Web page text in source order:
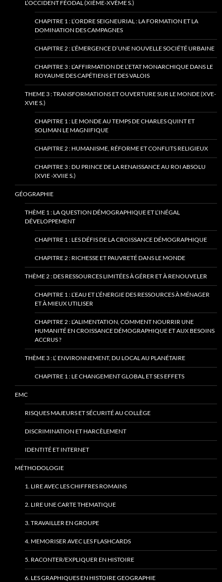
L’OCCIDENT FÉODAL (XIÈME-XVÈME S.)
CHAPITRE 1 : L’ORDRE SEIGNEURIAL : LA FORMATION ET LA
DOMINATION DES CAMPAGNES
CHAPITRE 2 : L’ÉMERGENCE D’UNE NOUVELLE SOCIÉTÉ URBAINE
CHAPITRE 3 : L’AFFIRMATION DE L’ETAT MONARCHIQUE DANS LE
ROYAUME DES CAPÉTIENS ET DES VALOIS
THEME 3 : TRANSFORMATIONS ET OUVERTURE SUR LE MONDE (XVE-
XVIE S.)
CHAPITRE 1 : LE MONDE AU TEMPS DE CHARLES QUINT ET
SOLIMAN LE MAGNIFIQUE
CHAPITRE 2 : HUMANISME, RÉFORME ET CONFLITS RELIGIEUX
CHAPITRE 3 : DU PRINCE DE LA RENAISSANCE AU ROI ABSOLU
(XVIE -XVIIE S.)
GÉOGRAPHIE
THÈME 1 : LA QUESTION DÉMOGRAPHIQUE ET L’INÉGAL
DÉVELOPPEMENT
CHAPITRE 1 : LES DÉFIS DE LA CROISSANCE DÉMOGRAPHIQUE
CHAPITRE 2 : RICHESSE ET PAUVRETÉ DANS LE MONDE
THÈME 2 : DES RESSOURCES LIMITÉES À GÉRER ET À RENOUVELER
CHAPITRE 1 : L’EAU ET L’ÉNERGIE DES RESSOURCES À MÉNAGER
ET À MIEUX UTILISER
CHAPITRE 2 : L’ALIMENTATION, COMMENT NOURRIR UNE
HUMANITÉ EN CROISSANCE DÉMOGRAPHIQUE ET AUX BESOINS
ACCRUS ?
THÈME 3 : L’ ENVIRONNEMENT, DU LOCAL AU PLANÉTAIRE
CHAPITRE 1 : LE CHANGEMENT GLOBAL ET SES EFFETS
EMC
RISQUES MAJEURS ET SÉCURITÉ AU COLLÈGE
DISCRIMINATION ET HARCÈLEMENT
IDENTITÉ ET INTERNET
MÉTHODOLOGIE
1. LIRE AVEC LES CHIFFRES ROMAINS
2. LIRE UNE CARTE THEMATIQUE
3. TRAVAILLER EN GROUPE
4. MEMORISER AVEC LES FLASHCARDS
5. RACONTER/EXPLIQUER EN HISTOIRE
6. LES GRAPHIQUES EN HISTOIRE GEOGRAPHIE